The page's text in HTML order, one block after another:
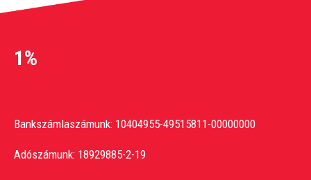
1%
Bankszámlaszámunk: 10404955-49515811-00000000
Adószámunk: 18929885-2-19